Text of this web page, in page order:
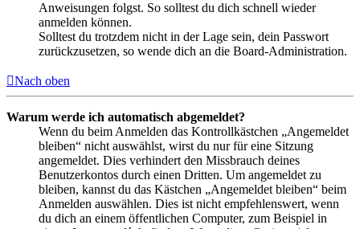
Anweisungen folgst. So solltest du dich schnell wieder
anmelden können.
Solltest du trotzdem nicht in der Lage sein, dein Passwort
zurückzusetzen, so wende dich an die Board-Administration.
Nach oben
Warum werde ich automatisch abgemeldet?
Wenn du beim Anmelden das Kontrollkästchen „Angemeldet
bleiben“ nicht auswählst, wirst du nur für eine Sitzung
angemeldet. Dies verhindert den Missbrauch deines
Benutzerkontos durch einen Dritten. Um angemeldet zu
bleiben, kannst du das Kästchen „Angemeldet bleiben“ beim
Anmelden auswählen. Dies ist nicht empfehlenswert, wenn
du dich an einem öffentlichen Computer, zum Beispiel in